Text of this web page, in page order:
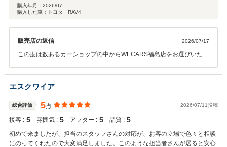
購入年月： 2026/07
購入した車：トヨタ RAV4
販売店の返信 2026/07/17
この度は数あるカーショップの中からWECARS福島店をお選びいただ
ご投稿いただき、スタッフ一同心より感謝申し上げます。 当店では、
お車をご購入いただいた後も安心して長くお乗りいただけるよう、ア
ンスや点検などにつきましても、ぜひお気軽にご相談・ご利用くださ
い。 これからもお客様にご満足いただけるサービスをご提供できるよ
うに努めてまいります。今後ともWECARS福島店をよろしくお願い致
します。
エスクワイア
総合評価 5点 2026/07/11投稿
接客 : 5 雰囲気 : 5 アフター : 5 品質 : 5
初めて来ましたが、担当のスタッフさんの対応が、お客の立場で色々と相談
にのってくれたので大変満足しました。このような担当者さんが居ると安心